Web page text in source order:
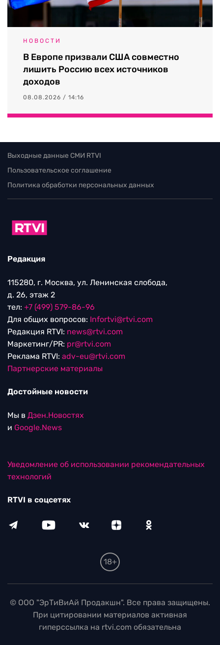
НОВОСТИ
В Европе призвали США совместно
лишить Россию всех источников
доходов
08.08.2026 / 14:16
Выходные данные СМИ RTVI
Пользовательское соглашение
Политика обработки персональных данных
Редакция
115280, г. Москва, ул. Ленинская слобода,
д. 26, этаж 2
тел: +7 (499) 579-86-96
Для общих вопросов: Infortvi@rtvi.com
Редакция RTVI: news@rtvi.com
Маркетинг/PR: pr@rtvi.com
Реклама RTVI: adv-eu@rtvi.com
Партнерские материалы
Достойные новости
Мы в Дзен.Новостях
и Google.News
Уведомление об использовании рекомендательных
технологий
RTVI в соцсетях
18+
© ООО "ЭрТиВиАй Продакшн". Все права защищены.
При цитировании материалов активная
гиперссылка на rtvi.com обязательна